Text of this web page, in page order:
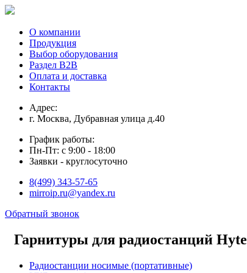
О компании
Продукция
Выбор оборудования
Раздел В2В
Оплата и доставка
Контакты
Адрес:
г. Москва, Дубравная улица д.40
График работы:
Пн-Пт: с 9:00 - 18:00
Заявки - круглосуточно
8(499) 343-57-65
mirroip.ru@yandex.ru
Обратный звонок
Гарнитуры для радиостанций
Радиостанции носимые (портативные)